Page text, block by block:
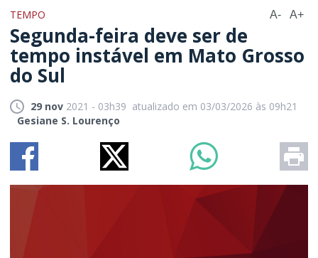
TEMPO A- A+
Segunda-feira deve ser de
tempo instável em Mato Grosso
do Sul
29 nov 2021 - 03h39 atualizado em 03/03/2026 às 09h21
Gesiane S. Lourenço